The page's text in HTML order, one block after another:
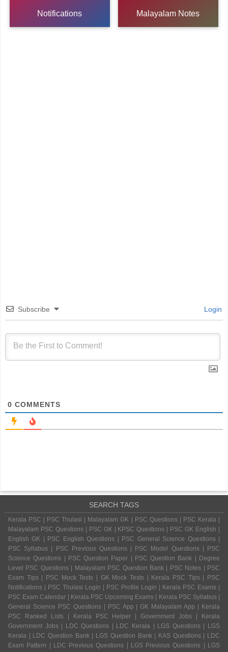
Notifications Malayalam Notes
Subscribe Login
0 COMMENTS
SEARCH TAGS
Kerala PSC | PSC Thulasi | Malayalam GK | PSC Questions | PSC Kerala |
Malayalam PSC Questions | PSC GK | KPSC Questions | PSC GK English |
English GK | PSC English Questions | PSC General Science Questions |
PSC Syllabus | PSC Previous Questions | PSC Model Questions | PSC
Science Questions | PSC Question Paper | PSC Question Bank | Degree
Level PSC Questions | Malayalam PSC Question Bank | PSC Notes | PSC
Exam Tips | PSC Mock Tests | GK Mock Tests | Kerala PSC Tips | PSC
Notifications | PSC Thulasi Login | PSC Profile Login | Kerala PSC Exams |
PSC Exam Calendar | Kerala PSC Upcoming Exams | Kerala PSC Syllabus |
General Science PSC Questions | PSC App | GK Malayalam App | Kerala
PSC Ranked Lists | Kerala PSC Helper | Government Jobs | Kerala
Government Jobs | LDC Questions | LDC Kerala | LGS Questions | LGS
Kerala | LDC Question Bank | LGS Question Bank | KAS Questions | LDC
Exam Pattern | LDC Previous Questions | LGS Previous Questions | LGS